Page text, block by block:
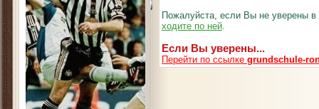
Пожалуйста, если Вы не уверены
ходите по ней.
Если Вы уверены...
Перейти по ссылке grundschule-